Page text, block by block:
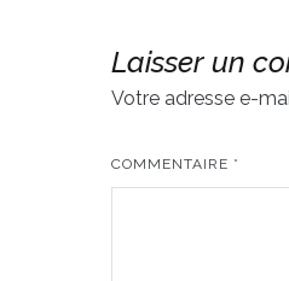
Laisser un
Votre adresse e-
COMMENTAIRE *